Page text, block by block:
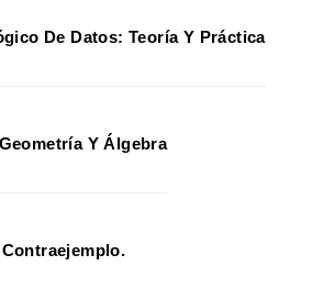
De Datos: Teoría Y Práctica
Y Álgebra